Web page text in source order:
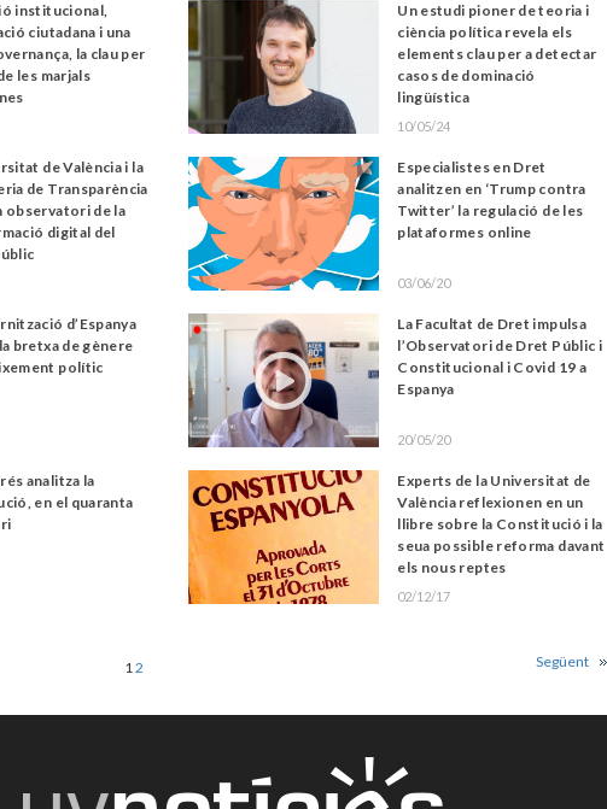
institucional,
ciutadana i una
la clau per
les marjals
Un estudi pioner de teoria i
ciència política revela els
elements clau per a detectar
casos de dominació
lingüística
10/05/24
de València i la
de Transparència
observatori de la
digital del
Especialistes en Dret
analitzen en ‘Trump contra
Twitter’ la regulació de les
plataformes online
03/06/20
d’Espanya
bretxa de gènere
polític
La Facultat de Dret impulsa
l’Observatori de Dret Públic i
Constitucional i Covid 19 a
Espanya
20/05/20
analitza la
en el quaranta
Experts de la Universitat de
València reflexionen en un
llibre sobre la Constitució i la
seua possible reforma davant
els nous reptes
02/12/17
12 Següent